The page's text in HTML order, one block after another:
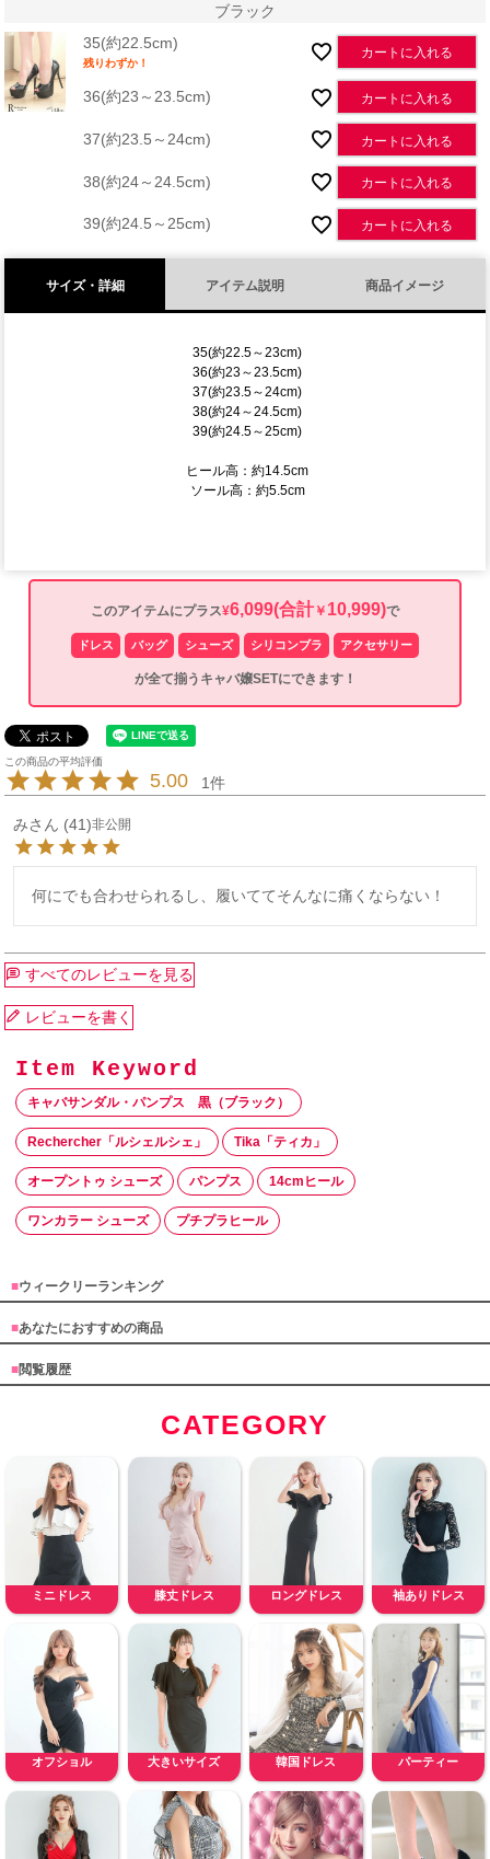
ブラック
35(約22.5cm)
残りわずか！
カートに入れる
36(約23～23.5cm) カートに入れる
37(約23.5～24cm) カートに入れる
38(約24～24.5cm) カートに入れる
39(約24.5～25cm) カートに入れる
サイズ・詳細 アイテム説明 商品イメージ
35(約22.5～23cm)
36(約23～23.5cm)
37(約23.5～24cm)
38(約24～24.5cm)
39(約24.5～25cm)
ヒール高：約14.5cm
ソール高：約5.5cm
このアイテムにプラス¥6,099(合計 ￥ 10,999)で
ドレス バッグ シューズ シリコンブラ アクセサリー
が全て揃うキャバ嬢SETにできます！
5.00 1
み 41 非公開
何にでも合わせられるし、履いててそんなに痛くならない！
すべてのレビューを見る
レビューを書く
キャバサンダル・パンプス 黒（ブラック）
Rechercher「ルシェルシェ」 Tika「ティカ」
オープントゥ シューズ パンプス 14cmヒール
ワンカラー シューズ プチプラヒール
■ウィークリーランキング
■あなたにおすすめの商品
■閲覧履歴
CATEGORY
ミニドレス 膝丈ドレス ロングドレス 袖ありドレス
オフショル 大きいサイズ 韓国ドレス パーティー